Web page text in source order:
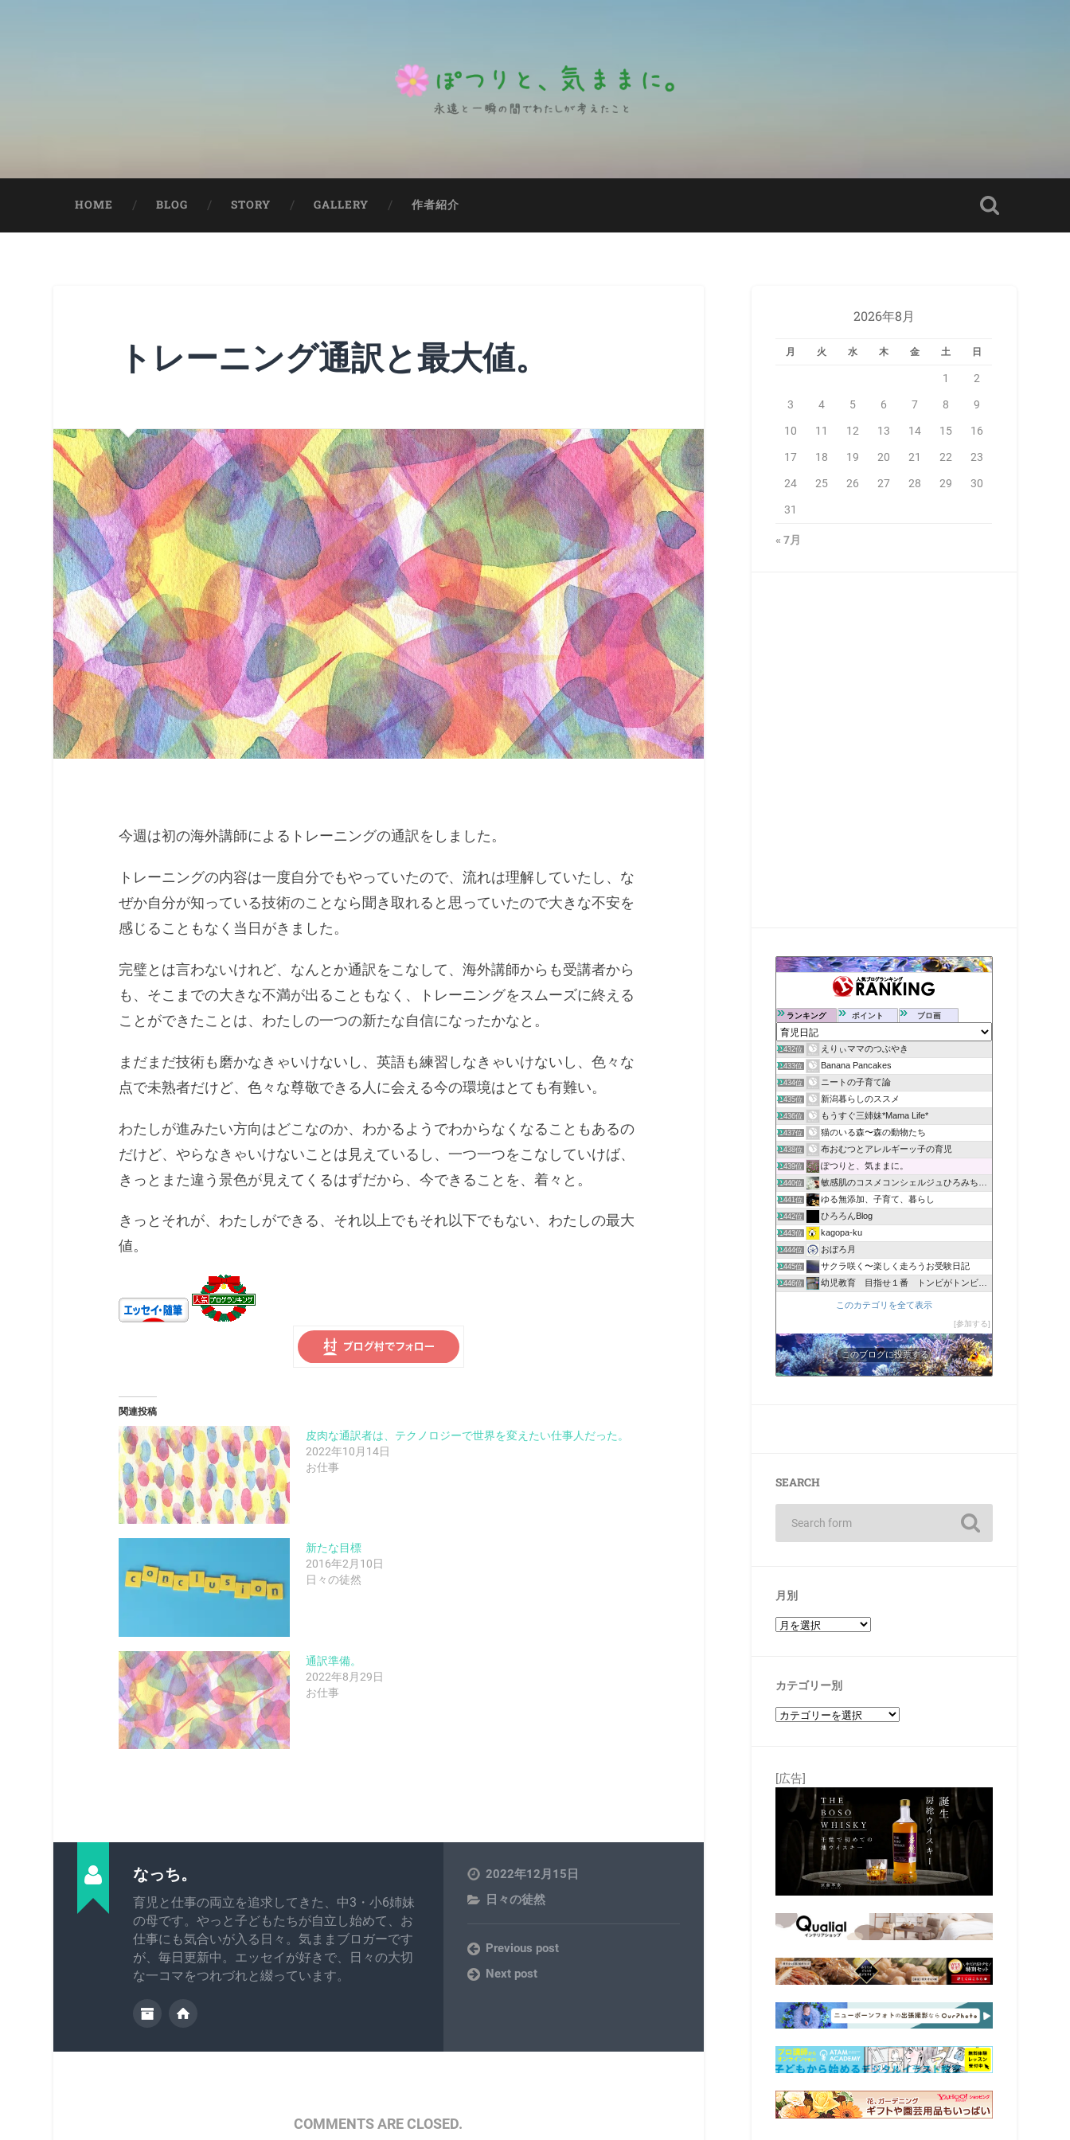
HOME BLOG STORY GALLERY 作者紹介
トレーニング通訳と最大値。
今週は初の海外講師によるトレーニングの通訳をしました。
トレーニングの内容は一度自分でもやっていたので、流れは理解していたし、な
ぜか自分が知っている技術のことなら聞き取れると思っていたので大きな不安を
感じることもなく当日がきました。
完璧とは言わないけれど、なんとか通訳をこなして、海外講師からも受講者から
も、そこまでの大きな不満が出ることもなく、トレーニングをスムーズに終える
ことができたことは、わたしの一つの新たな自信になったかなと。
まだまだ技術も磨かなきゃいけないし、英語も練習しなきゃいけないし、色々な
点で未熟者だけど、色々な尊敬できる人に会える今の環境はとても有難い。
わたしが進みたい方向はどこなのか、わかるようでわからなくなることもあるの
だけど、やらなきゃいけないことは見えているし、一つ一つをこなしていけば、
きっとまた違う景色が見えてくるはずだから、今できることを、着々と。
きっとそれが、わたしができる、それ以上でもそれ以下でもない、わたしの最大
値。
関連投稿
皮肉な通訳者は、テクノロジーで世界を変えたい仕事人だった。
2022年10月14日
お仕事
新たな目標
2016年2月10日
日々の徒然
通訳準備。
2022年8月29日
お仕事
なっち。
育児と仕事の両立を追求してきた、中3・小6姉妹
の母です。やっと子どもたちが自立し始めて、お
仕事にも気合いが入る日々。気ままブロガーです
が、毎日更新中。エッセイが好きで、日々の大切
な一コマをつれづれと綴っています。
2022年12月15日
日々の徒然
Previous post
Next post
COMMENTS ARE CLOSED.
2026年8月
月 火 水 木 金 土 日
1 2
3 4 5 6 7 8 9
10 11 12 13 14 15 16
17 18 19 20 21 22 23
24 25 26 27 28 29 30
31
« 7月
ランキング ポイント ブロ画
1432位 えりぃママのつぶやき
1433位 Banana Pancakes
1434位 ニートの子育て論
1435位 新潟暮らしのススメ
1436位 もうすぐ三姉妹*Mama Life*
1437位 猫のいる森〜森の動物たち
1438位 布おむつとアレルギーッ子の育児
1439位 ぽつりと、気ままに。
1440位 敏感肌のコスメコンシェルジュひろみちのブログ
1441位 ゆる無添加、子育て、暮らし
1442位 ひろろんBlog
1443位 kagopa-ku
1444位 おぼろ月
1445位 サクラ咲く〜楽しく走ろうお受験日記
1446位 幼児教育 目指せ１番 トンビがトンビを産んで鷹に育てます
このカテゴリを全て表示
参加する
このブログに投票する
SEARCH
月別
カテゴリー別
[広告]